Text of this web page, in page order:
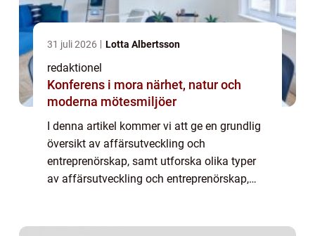
31 juli 2026 Lotta Albertsson
redaktionel
Konferens i mora närhet, natur och
moderna mötesmiljöer
I denna artikel kommer vi att ge en grundlig
översikt av affärsutveckling och
entreprenörskap, samt utforska olika typer
av affärsutveckling och entreprenörskap,